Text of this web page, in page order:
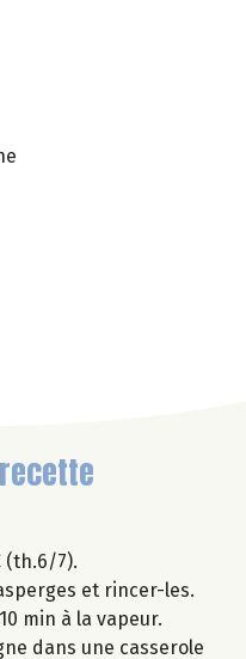
recette
(th.6/7).
et rincer-les.
min à la vapeur.
dans une casserole